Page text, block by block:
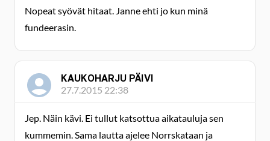
Nopeat syövät hitaat. Janne ehti jo kun minä
fundeerasin.
KAUKOHARJU PÄIVI
27.7.2015 22:38
Jep. Näin kävi. Ei tullut katsottua aikatauluja sen
kummemin. Sama lautta ajelee Norrskataan ja